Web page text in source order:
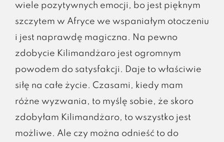
wiele pozytywnych emocji, bo jest pięknym
szczytem w Afryce we wspaniałym otoczeniu
i jest naprawdę magiczna. Na pewno
zdobycie Kilimandżaro jest ogromnym
powodem do satysfakcji. Daje to właściwie
siłę na całe życie. Czasami, kiedy mam
różne wyzwania, to myślę sobie, że skoro
zdobyłam Kilimandżaro, to wszystko jest
możliwe. Ale czy można odnieść to do